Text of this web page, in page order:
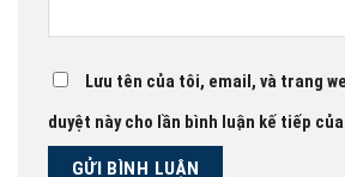
Lưu tên của tôi, email, và trang
duyệt này cho lần bình luận kế tiếp